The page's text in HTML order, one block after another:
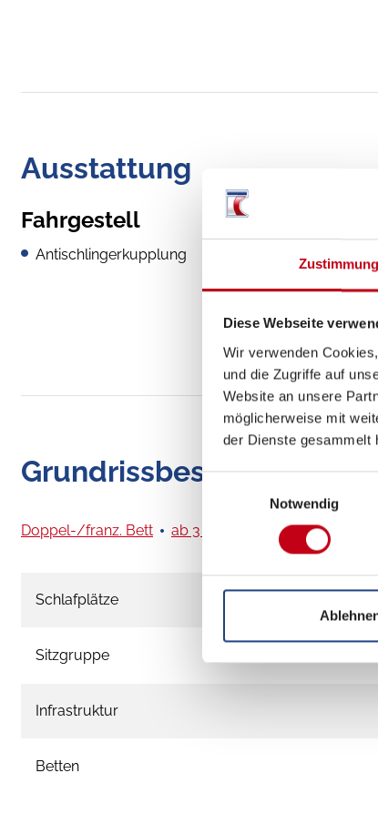
Zustimmung
Diese Webseite
Wir verwenden
und die Zugriffe auf
Website an unsere
möglicherweise mit
der Dienste gesammelt
Einwilligungsauswahl
Notwendig
Ausstattung
Fahrgestell
Antischlingerkupplung
Grundrissbeschreibung
Doppel-/franz. Bett ab 3 Schlafplätze
Schlafplätze
Sitzgruppe
Infrastruktur
Betten